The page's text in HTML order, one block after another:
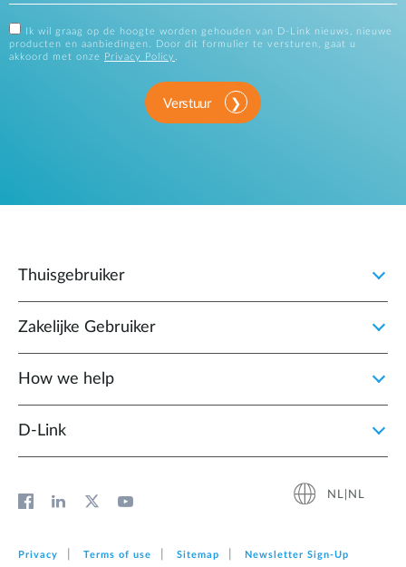
Ik wil graag op de hoogte worden gehouden van D-Link nieuws, nieuwe
producten en aanbiedingen. Door dit formulier te versturen, gaat u
akkoord met onze
Privacy Policy .
Verstuur
Thuisgebruiker
Zakelijke Gebruiker
How we help
D‑Link
NL|NL
Privacy Terms of use Sitemap Newsletter Sign‑Up